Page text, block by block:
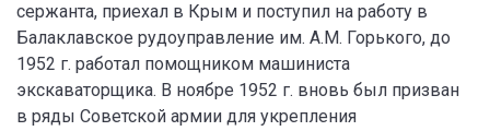
сержанта, приехал в Крым и поступил на работу в
Балаклавское рудоуправление им. А.М. Горького, до
1952 г. работал помощником машиниста
экскаваторщика. В ноябре 1952 г. вновь был призван
в ряды Советской армии для укрепления